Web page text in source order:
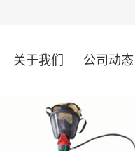
关于我们 公司动态